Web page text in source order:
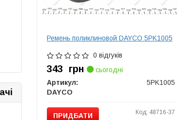
Ремень поликлиновой DAYCO 5PK1005
0 відгуків
343 грн
сьогодні
Артикул:
5PK1005
DAYCO
ПРИДБАТИ Код: 48716-37